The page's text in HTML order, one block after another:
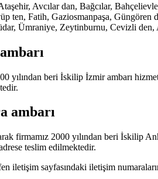
Avcılar dan, Bağcılar,
ten, Fatih, Gaziosmanpaşa,
Ümraniye, Zeytinburnu, Cevizli den,
yılından beri İskilip İzmir ambarı
ambarı
firmamız 2000 yılından beri
teslim edilmektedir.
iletişim sayfasındaki iletişim